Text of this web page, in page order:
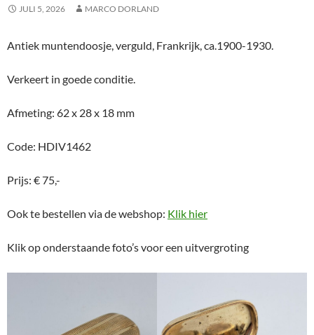
JULI 5, 2026 MARCO DORLAND
Antiek muntendoosje, verguld, Frankrijk, ca.1900-1930.
Verkeert in goede conditie.
Afmeting: 62 x 28 x 18 mm
Code: HDIV1462
Prijs: € 75,-
Ook te bestellen via de webshop: Klik hier
Klik op onderstaande foto’s voor een uitvergroting